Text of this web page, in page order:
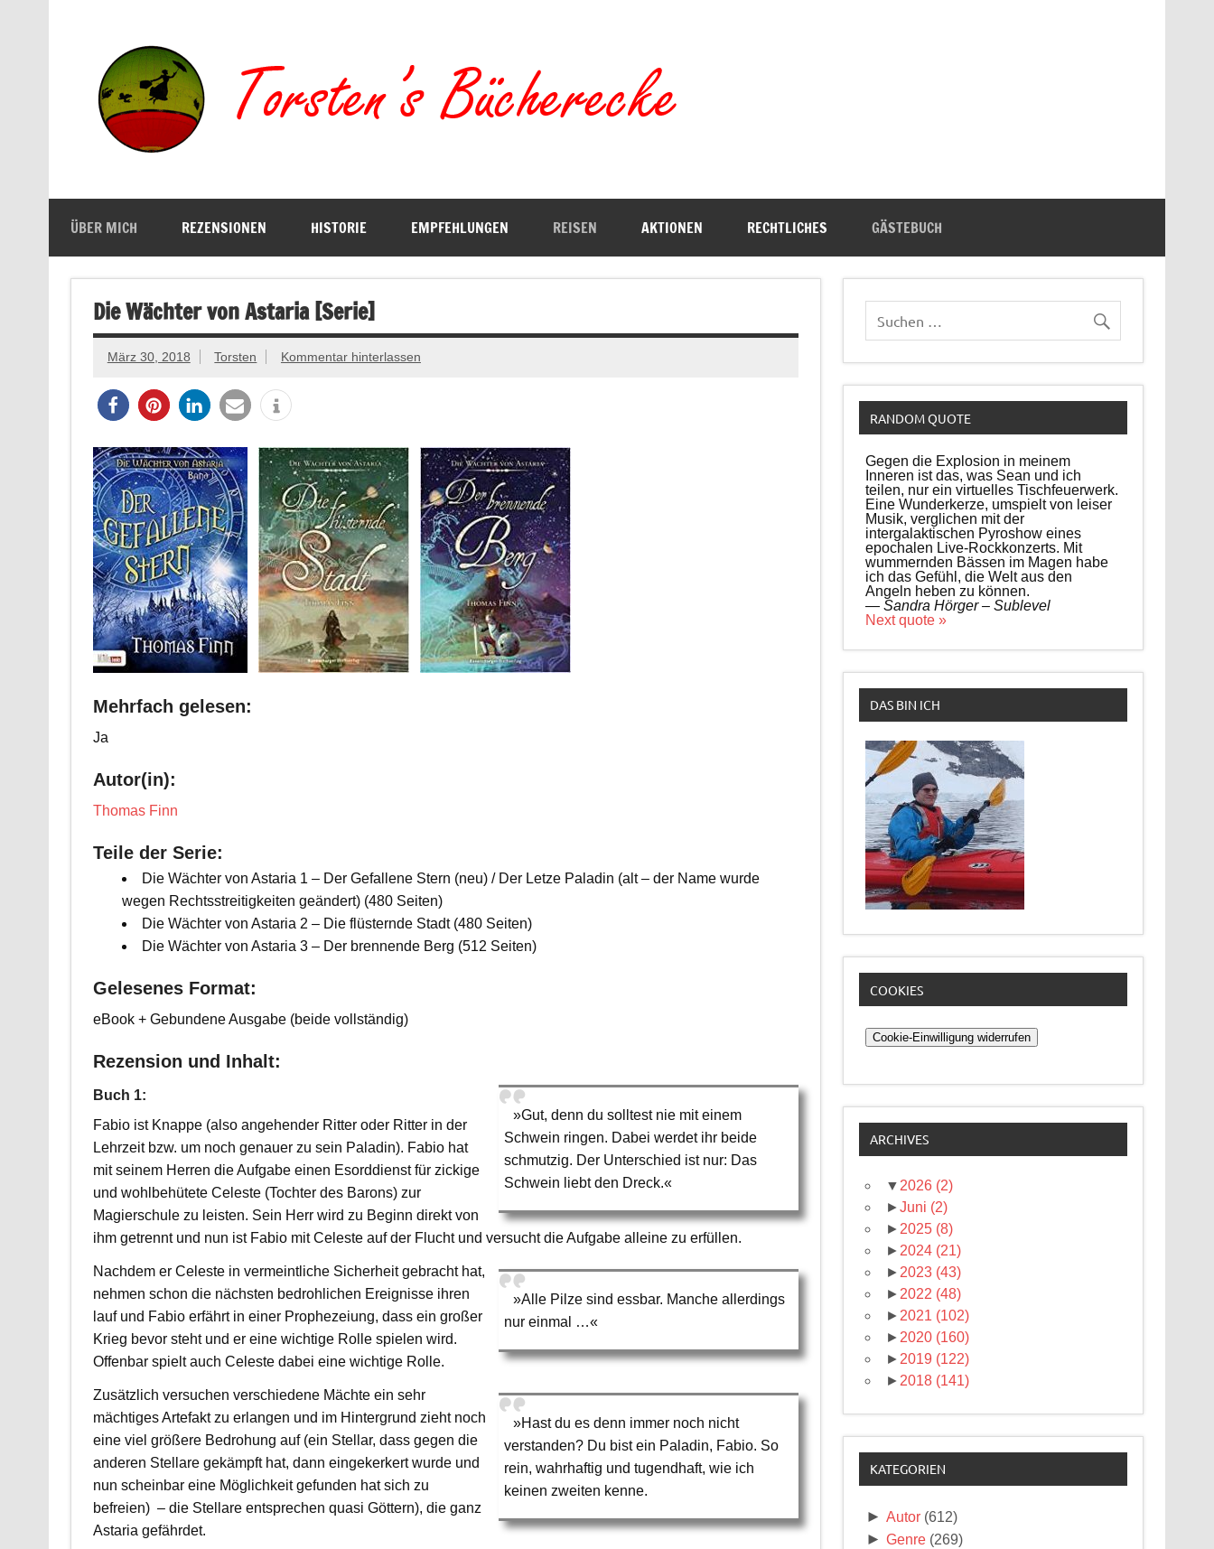
ÜBER MICH REZENSIONEN HISTORIE EMPFEHLUNGEN REISEN AKTIONEN RECHTLICHES GÄSTEBUCH
Die Wächter von Astaria [Serie]
März 30, 2018 Torsten Kommentar hinterlassen
Mehrfach gelesen:
Ja
Autor(in):
Thomas Finn
Teile der Serie:
Die Wächter von Astaria 1 – Der Gefallene Stern (neu) / Der Letze Paladin (alt – der Name wurde
wegen Rechtsstreitigkeiten geändert) (480 Seiten)
Die Wächter von Astaria 2 – Die flüsternde Stadt (480 Seiten)
Die Wächter von Astaria 3 – Der brennende Berg (512 Seiten)
Gelesenes Format:
eBook + Gebundene Ausgabe (beide vollständig)
Rezension und Inhalt:
»Gut, denn du solltest nie mit einem
Schwein ringen. Dabei werdet ihr beide
schmutzig. Der Unterschied ist nur: Das
Schwein liebt den Dreck.«
Buch 1:
Fabio ist Knappe (also angehender Ritter oder Ritter in der
Lehrzeit bzw. um noch genauer zu sein Paladin). Fabio hat
mit seinem Herren die Aufgabe einen Esorddienst für zickige
und wohlbehütete Celeste (Tochter des Barons) zur
Magierschule zu leisten. Sein Herr wird zu Beginn direkt von
ihm getrennt und nun ist Fabio mit Celeste auf der Flucht und versucht die Aufgabe alleine zu erfüllen.
»Alle Pilze sind essbar. Manche allerdings
nur einmal …«
Nachdem er Celeste in vermeintliche Sicherheit gebracht hat,
nehmen schon die nächsten bedrohlichen Ereignisse ihren
lauf und Fabio erfährt in einer Prophezeiung, dass ein großer
Krieg bevor steht und er eine wichtige Rolle spielen wird.
Offenbar spielt auch Celeste dabei eine wichtige Rolle.
»Hast du es denn immer noch nicht
verstanden? Du bist ein Paladin, Fabio. So
rein, wahrhaftig und tugendhaft, wie ich
keinen zweiten kenne.
Zusätzlich versuchen verschiedene Mächte ein sehr
mächtiges Artefakt zu erlangen und im Hintergrund zieht noch
eine viel größere Bedrohung auf (ein Stellar, dass gegen die
anderen Stellare gekämpft hat, dann eingekerkert wurde und
nun scheinbar eine Möglichkeit gefunden hat sich zu
befreien) – die Stellare entsprechen quasi Göttern), die ganz
Astaria gefährdet.
RANDOM QUOTE
Gegen die Explosion in meinem
Inneren ist das, was Sean und ich
teilen, nur ein virtuelles Tischfeuerwerk.
Eine Wunderkerze, umspielt von leiser
Musik, verglichen mit der
intergalaktischen Pyroshow eines
epochalen Live-Rockkonzerts. Mit
wummernden Bässen im Magen habe
ich das Gefühl, die Welt aus den
Angeln heben zu können.
—Sandra Hörger – Sublevel
Next quote »
DAS BIN ICH
COOKIES
Cookie-Einwilligung widerrufen
ARCHIVES
▼ 2026 (2)
►Juni (2)
► 2025 (8)
► 2024 (21)
► 2023 (43)
► 2022 (48)
► 2021 (102)
► 2020 (160)
► 2019 (122)
► 2018 (141)
KATEGORIEN
► Autor (612)
► Genre (269)